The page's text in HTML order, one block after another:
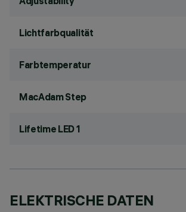
Lichtfarbqualität
Farbtemperatur
MacAdam Step
Lifetime LED 1
ELEKTRISCHE DATEN